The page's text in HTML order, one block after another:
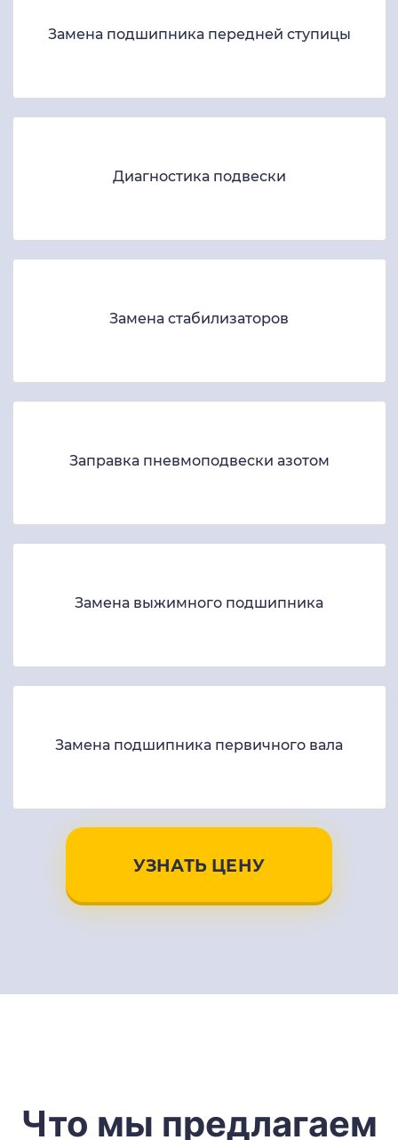
Замена подшипника передней ступицы
Диагностика подвески
Замена стабилизаторов
Заправка пневмоподвески азотом
Замена выжимного подшипника
Замена подшипника первичного вала
УЗНАТЬ ЦЕНУ
Что мы предлагаем